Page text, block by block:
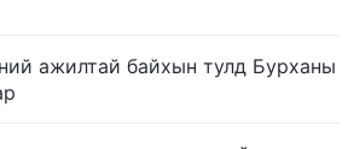
ажилтай байхын тулд Бурханы